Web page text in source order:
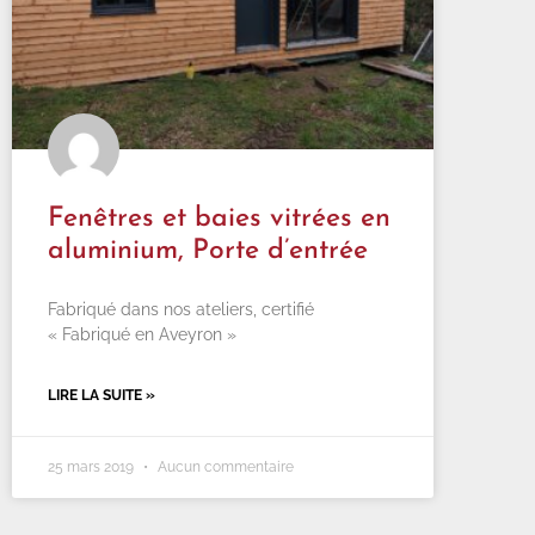
Fenêtres et baies vitrées en
aluminium, Porte d’entrée
Fabriqué dans nos ateliers, certifié
« Fabriqué en Aveyron »
LIRE LA SUITE »
25 mars 2019 Aucun commentaire